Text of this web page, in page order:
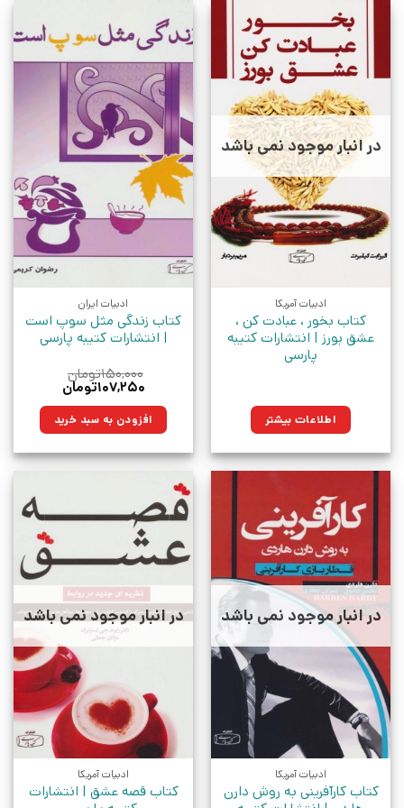
در انبار موجود نمی باشد
ادبیات آمریکا
کتاب بخور ، عبادت کن ،
عشق بورز | انتشارات کتیبه
پارسی
اطلاعات بیشتر
ادبیات ایران
کتاب زندگی مثل سوپ است
| انتشارات کتیبه پارسی
۱۵۰,۰۰۰تومان
قیمت
۱۵۰,۰۰۰تومان
بود.
۱۰۷,۲۵۰تومان
۱۰۷,۲۵۰تومان.افزودن به سبد خرید
در انبار موجود نمی باشد
ادبیات آمریکا
کتاب کارآفرینی به روش دارن
در انبار موجود نمی باشد
ادبیات آمریکا
کتاب قصه عشق | انتشارات